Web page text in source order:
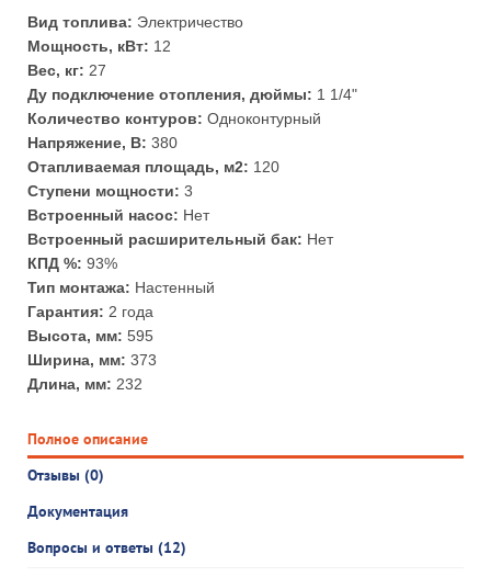
Вид топлива: Электричество
Мощность, кВт: 12
Вес, кг: 27
Ду подключение отопления, дюймы: 1 1/4"
Количество контуров: Одноконтурный
Напряжение, В: 380
Отапливаемая площадь, м2: 120
Ступени мощности: 3
Встроенный насос: Нет
Встроенный расширительный бак: Нет
КПД %: 93%
Тип монтажа: Настенный
Гарантия: 2 года
Высота, мм: 595
Ширина, мм: 373
Длина, мм: 232
Полное описание
Отзывы (0)
Документация
Вопросы и ответы (12)